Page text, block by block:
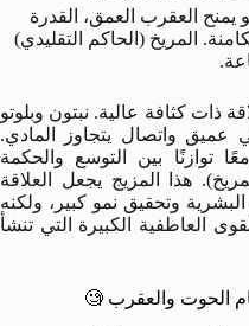
يمنح العقرب العمق، القدرة
المريخ (الحاكم التقليدي)
ذات كثافة عالية. نبتون وبلوتو
عميق واتصال يتجاوز المادي.
توازنًا بين التوسع والحكمة
هذا المزيج يجعل العلاقة
وتحقيق نمو كبير، ولكنه
العاطفية الكبيرة التي تنشأ
الحوت والعقرب 🧐